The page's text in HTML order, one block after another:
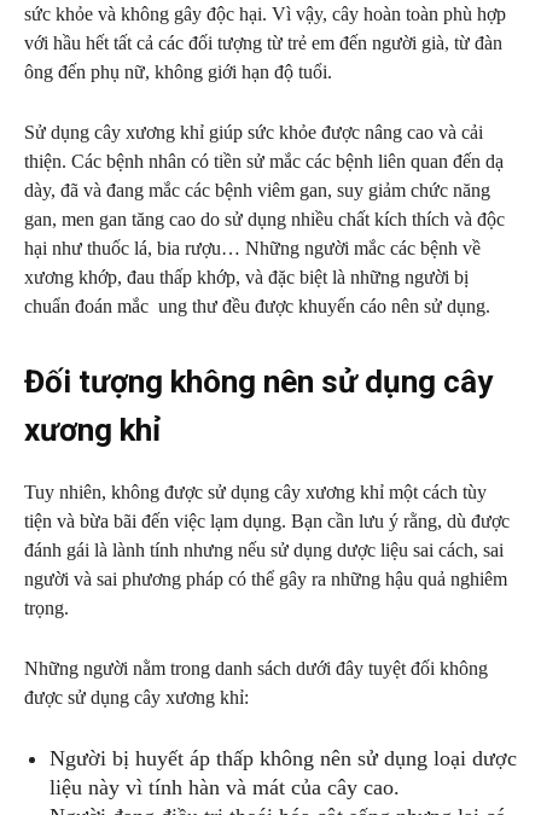
sức khỏe và không gây độc hại. Vì vậy, cây hoàn toàn phù hợp
với hầu hết tất cả các đối tượng từ trẻ em đến người già, từ đàn
ông đến phụ nữ, không giới hạn độ tuổi.
Sử dụng cây xương khỉ giúp sức khỏe được nâng cao và cải
thiện. Các bệnh nhân có tiền sử mắc các bệnh liên quan đến dạ
dày, đã và đang mắc các bệnh viêm gan, suy giảm chức năng
gan, men gan tăng cao do sử dụng nhiều chất kích thích và độc
hại như thuốc lá, bia rượu… Những người mắc các bệnh về
xương khớp, đau thấp khớp, và đặc biệt là những người bị
chuẩn đoán mắc ung thư đều được khuyến cáo nên sử dụng.
Đối tượng không nên sử dụng cây
xương khỉ
Tuy nhiên, không được sử dụng cây xương khỉ một cách tùy
tiện và bừa bãi đến việc lạm dụng. Bạn cần lưu ý rằng, dù được
đánh gái là lành tính nhưng nếu sử dụng dược liệu sai cách, sai
người và sai phương pháp có thể gây ra những hậu quả nghiêm
trọng.
Những người nằm trong danh sách dưới đây tuyệt đối không
được sử dụng cây xương khỉ:
Người bị huyết áp thấp không nên sử dụng loại dược
liệu này vì tính hàn và mát của cây cao.